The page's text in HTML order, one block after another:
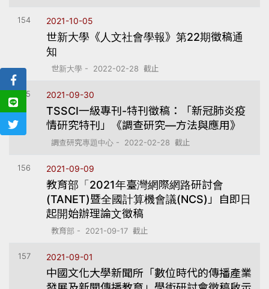
154 2021-10-05
世新大學《人文社會學報》第22期徵稿通
知
世新大學 - 2022-02-28 截止
155 2021-09-30
TSSCI一級專刊-特刊徵稿：「新冠肺炎疫
情研究特刊」《調查研究—方法與應用》
調查研究專題中心 - 2022-02-28 截止
156 2021-09-09
教育部「2021年臺灣網際網路研討會
(TANET)暨全國計算機會議(NCS)」自即日
起開始辦理論文徵稿
教育部 - 2021-09-17 截止
157 2021-09-01
中國文化大學新聞所「數位時代的傳播產業